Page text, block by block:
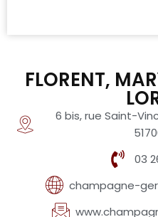
FLORENT,
6 bis, rue Saint-
03
champagne-